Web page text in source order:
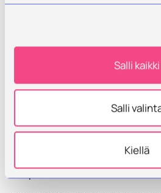
Salli kaikki
Salli
Kiellä
toiminnallaan luoda ilmapiiriä,
helpompi tuoda esiin
3. Esihenkilöiden
vertaistuki ja käytännöt
käsittelyyn, vahvistavat
psykologista turvallisuutta. Kun
haastavien tilanteiden kanssa,
edellytykset tukea myös
turvallisuuden kokemusta ja
ilmapiiriä.